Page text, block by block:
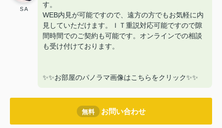
S A
す。
WEB内見が可能ですので、遠方の方でもお気軽に内
見していただけます。ＩＴ重説対応可能ですので隙
間時間でのご契約も可能です。オンラインでの相談
も受け付けております。
✨✨お部屋のパノラマ画像はこちらをクリック✨✨
無料 お問い合わせ